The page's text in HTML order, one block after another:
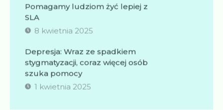
Pomagamy ludziom żyć lepiej z
SLA
8 kwietnia 2025
Depresja: Wraz ze spadkiem
stygmatyzacji, coraz więcej osób
szuka pomocy
1 kwietnia 2025